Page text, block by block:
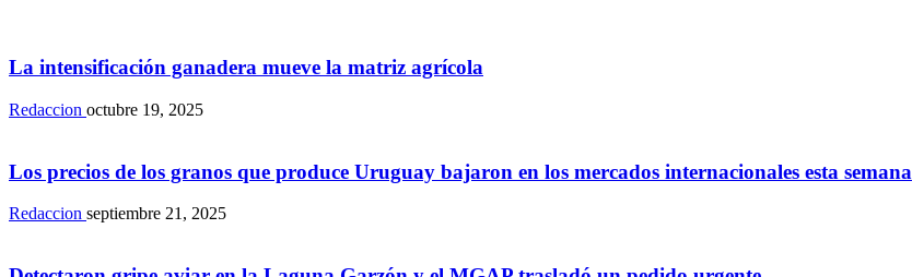
La intensificación ganadera mueve la matriz agrícola
Redaccion octubre 19, 2025
Los precios de los granos que produce Uruguay bajaron en los mercados internacionales esta semana
Redaccion septiembre 21, 2025